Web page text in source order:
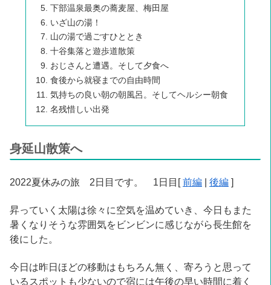
下部温泉最奥の蕎麦屋、梅田屋
いざ山の湯！
山の湯で過ごすひととき
十谷集落と遊歩道散策
おじさんと遭遇。そして夕食へ
食後から就寝までの自由時間
気持ちの良い朝の朝風呂。そしてヘルシー朝食
名残惜しい出発
身延山散策へ
2022夏休みの旅 2日目です。 1日目[前編 後編 ]
昇っていく太陽は徐々に空気を温めていき、今日もまた
暑くなりそうな雰囲気をビンビンに感じながら長生館を
後にした。
今日は昨日ほどの移動はもちろん無く、寄ろうと思って
いるスポットも少ないので宿には午後の早い時間に着く